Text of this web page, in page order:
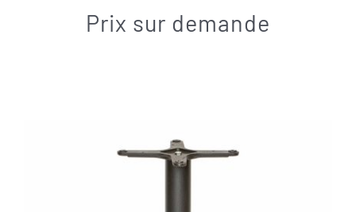
Prix sur demande